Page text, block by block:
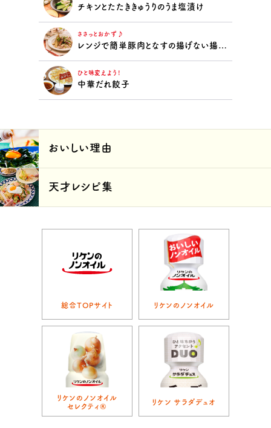
チキンとたたききゅうりのうま塩漬け
ささっとおかず♪
レンジで簡単豚肉となすの揚げない揚げ浸し
ひと味変えよう！
中華だれ餃子
おいしい理由
天才レシピ集
総合TOPサイト リケンのノンオイル
リケンのノンオイル
セレクティ®
リケン サラダデュオ